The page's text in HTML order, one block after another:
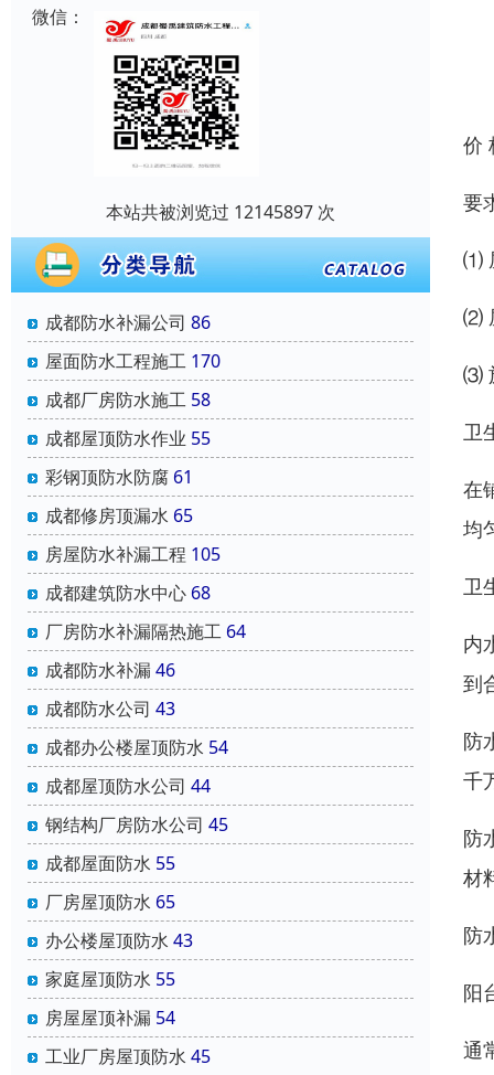
微信：
本站共被浏览过 12145897 次
成都防水补漏公司 86
屋面防水工程施工 170
成都厂房防水施工 58
成都屋顶防水作业 55
彩钢顶防水防腐 61
成都修房顶漏水 65
房屋防水补漏工程 105
成都建筑防水中心 68
厂房防水补漏隔热施工 64
成都防水补漏46
成都防水公司 43
成都办公楼屋顶防水 54
成都屋顶防水公司 44
钢结构厂房防水公司 45
成都屋面防水 55
厂房屋顶防水 65
办公楼屋顶防水 43
家庭屋顶防水 55
房屋屋顶补漏 54
工业厂房屋顶防水 45
价
要
⑴
⑵
⑶
卫
在
均
卫
内
到
防
千
防
材
防
阳
通